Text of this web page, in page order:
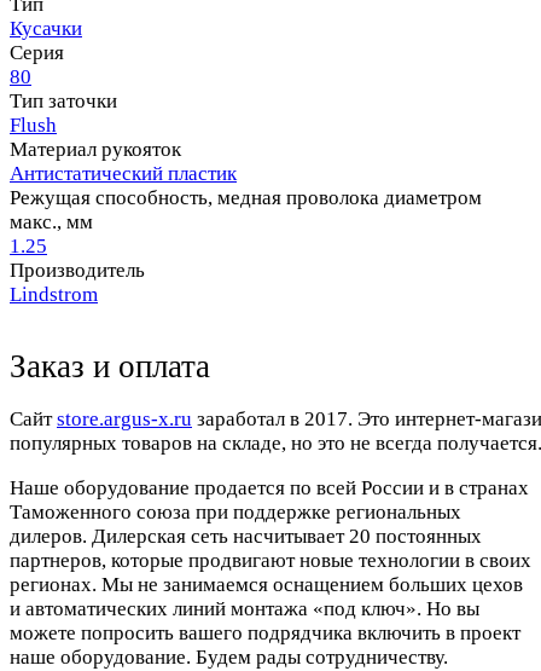
Кусачки
Серия
80
Тип заточки
Flush
Материал рукояток
Антистатический пластик
Режущая способность, медная проволока диаметром
макс., мм
1.25
Производитель
Lindstrom
Заказ и оплата
Cайтstore.argus-x.ru заработал в 2017. Это интернет-
популярных товаров на складе, но это не всегда
Наше оборудование продается по всей России и в странах
Таможенного союза при поддержке региональных
дилеров. Дилерская сеть насчитывает 20 постоянных
партнеров, которые продвигают новые технологии в своих
регионах. Мы не занимаемся оснащением больших цехов
и автоматических линий монтажа «под ключ». Но вы
можете попросить вашего подрядчика включить в проект
наше оборудование. Будем рады сотрудничеству.